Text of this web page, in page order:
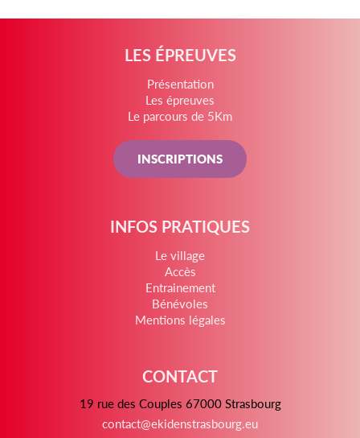
LES ÉPREUVES
Présentation
Les épreuves
Le parcours de 5Km
INSCRIPTIONS
INFOS PRATIQUES
Le village
Accès
Entrainement
Bénévoles
Mentions légales
CONTACT
19 rue des Couples 67000 Strasbourg
contact@ekidenstrasbourg.eu